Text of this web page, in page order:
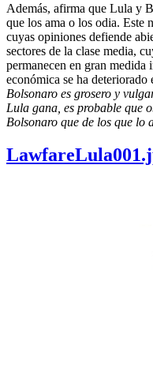
Además, afirma que Lula y
que los ama o los odia. Este
cuyas opiniones defiende
sectores de la clase media,
permanecen en gran medida
económica se ha deteriorado
Bolsonaro es grosero y
Lula gana, es probable que
Bolsonaro que de los que lo